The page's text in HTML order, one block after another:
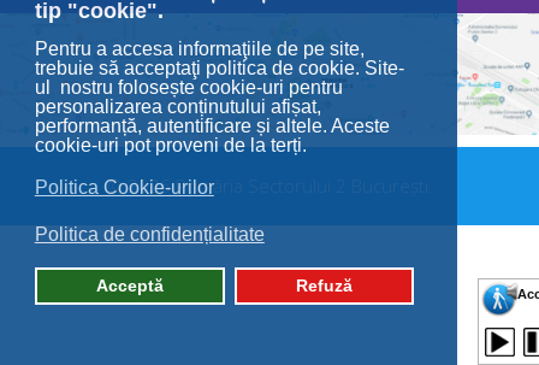
tip "cookie".
Pentru a accesa informaţiile de pe site,
trebuie să acceptaţi politica de cookie. Site-
ul nostru folosește cookie-uri pentru
personalizarea conținutului afișat,
performanță, autentificare și altele. Aceste
cookie-uri pot proveni de la terți.
Politica Cookie-urilor
Politica de confidențialitate
Acceptă Refuză
© 2026 Primăria Sectorului 2 București.